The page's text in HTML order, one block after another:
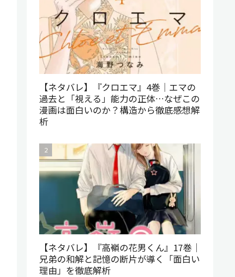
【ネタバレ】『クロエマ』4巻｜エマの
過去と「視える」能力の正体…なぜこの
漫画は面白いのか？構造から徹底感想解
析
【ネタバレ】『高嶺の花男くん』17巻｜
兄弟の和解と記憶の断片が導く「面白い
理由」を徹底解析